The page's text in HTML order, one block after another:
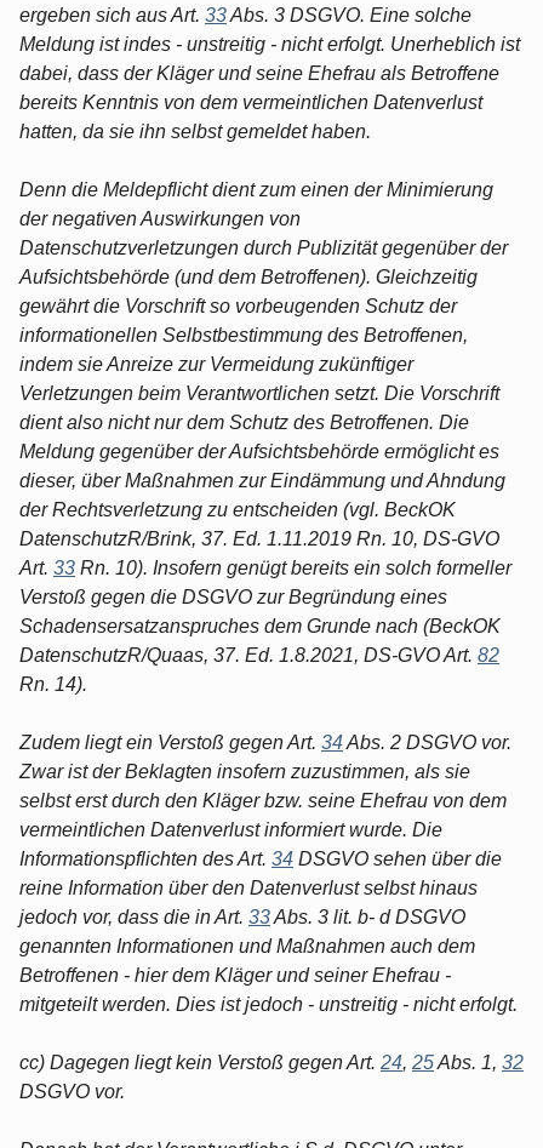
ergeben sich aus Art. 33Abs. 3 DSGVO. Eine solche
Meldung ist indes - unstreitig - nicht erfolgt. Unerheblich ist
dabei, dass der Kläger und seine Ehefrau als Betroffene
bereits Kenntnis von dem vermeintlichen Datenverlust
hatten, da sie ihn selbst gemeldet haben.
Denn die Meldepflicht dient zum einen der Minimierung
der negativen Auswirkungen von
Datenschutzverletzungen durch Publizität gegenüber der
Aufsichtsbehörde (und dem Betroffenen). Gleichzeitig
gewährt die Vorschrift so vorbeugenden Schutz der
informationellen Selbstbestimmung des Betroffenen,
indem sie Anreize zur Vermeidung zukünftiger
Verletzungen beim Verantwortlichen setzt. Die Vorschrift
dient also nicht nur dem Schutz des Betroffenen. Die
Meldung gegenüber der Aufsichtsbehörde ermöglicht es
dieser, über Maßnahmen zur Eindämmung und Ahndung
der Rechtsverletzung zu entscheiden (vgl. BeckOK
DatenschutzR/Brink, 37. Ed. 1.11.2019 Rn. 10, DS-GVO
Art. 33 Rn. 10). Insofern genügt bereits ein solch formeller
Verstoß gegen die DSGVO zur Begründung eines
Schadensersatzanspruches dem Grunde nach (BeckOK
DatenschutzR/Quaas, 37. Ed. 1.8.2021, DS-GVO Art. 82
Rn. 14).
Zudem liegt ein Verstoß gegen Art. 34Abs. 2 DSGVO vor.
Zwar ist der Beklagten insofern zuzustimmen, als sie
selbst erst durch den Kläger bzw. seine Ehefrau von dem
vermeintlichen Datenverlust informiert wurde. Die
Informationspflichten des Art. 34 DSGVO sehen über die
reine Information über den Datenverlust selbst hinaus
jedoch vor, dass die in Art. 33Abs. 3 lit. b- d DSGVO
genannten Informationen und Maßnahmen auch dem
Betroffenen - hier dem Kläger und seiner Ehefrau -
mitgeteilt werden. Dies ist jedoch - unstreitig - nicht erfolgt.
cc) Dagegen liegt kein Verstoß gegen Art. 24, 25Abs. 1, 32
DSGVO vor.